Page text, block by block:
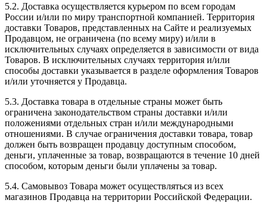
5.2. Доставка осуществляется курьером по всем городам
России и/или по миру транспортной компанией. Территория
доставки Товаров, представленных на Сайте и реализуемых
Продавцом, не ограничена (по всему миру) и/или в
исключительных случаях определяется в зависимости от вида
Товаров. В исключительных случаях территория и/или
способы доставки указывается в разделе оформления Товаров
и/или уточняется у Продавца.
5.3. Доставка товара в отдельные страны может быть
ограничена законодательством страны доставки и/или
положениями отдельных стран и/или международными
отношениями. В случае ограничения доставки товара, товар
должен быть возвращен продавцу доступным способом,
деньги, уплаченные за товар, возвращаются в течение 10 дней
способом, которым деньги были уплачены за товар.
5.4. Самовывоз Товара может осуществляться из всех
магазинов Продавца на территории Российской Федерации.